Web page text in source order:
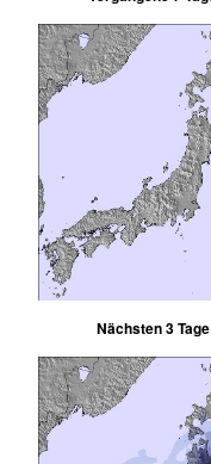
Nächsten 3 Tage